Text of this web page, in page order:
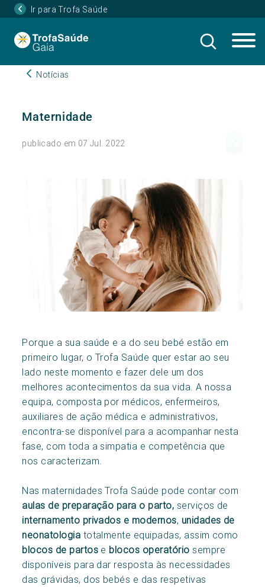
Ir para Trofa Saúde
Notícias
Maternidade
publicado em 07 Jul. 2022
Porque a sua saúde e a do seu bebé estão em
primeiro lugar, o Trofa Saúde quer estar ao seu
lado neste momento e fazer dele um dos
melhores acontecimentos da sua vida. A nossa
equipa, composta por médicos, enfermeiros,
auxiliares de ação médica e administrativos,
encontra-se disponível para a acompanhar nesta
fase, com toda a simpatia e competência que
nos caracterizam.
Nas maternidades Trofa Saúde pode contar com
aulas de preparação para o parto, serviços de
internamento privados e modernos, unidades de
neonatologia totalmente equipadas, assim como
blocos de partos e blocos operatório sempre
disponíveis para dar resposta às necessidades
das grávidas, dos bebés e das respetivas